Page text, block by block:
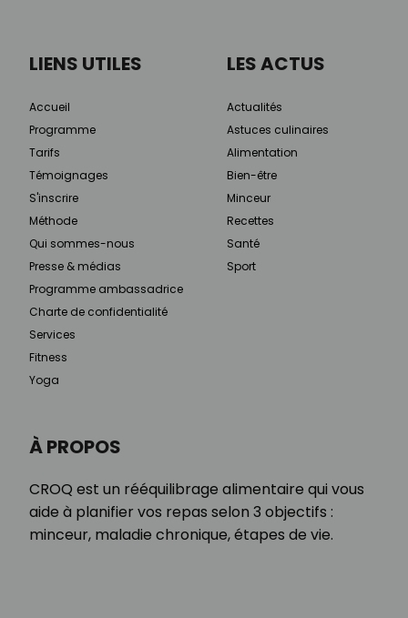
À PROPOS
CROQ est un rééquilibrage alimentaire qui vous
aide à planifier vos repas selon 3 objectifs :
minceur, maladie chronique, étapes de vie.
LIENS UTILES
Accueil
Programme
Tarifs
Témoignages
S'inscrire
Méthode
Qui sommes-nous
Presse & médias
Programme ambassadrice
Charte de confidentialité
Services
Fitness
Yoga
LES ACTUS
Actualités
Astuces culinaires
Alimentation
Bien-être
Minceur
Recettes
Santé
Sport